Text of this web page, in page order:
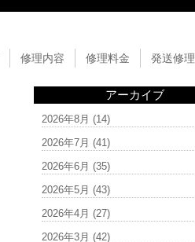
修理内容 修理料金 発送修理
アーカイブ
2026年8月 (14)
2026年7月 (41)
2026年6月 (35)
2026年5月 (43)
2026年4月 (27)
2026年3月 (42)